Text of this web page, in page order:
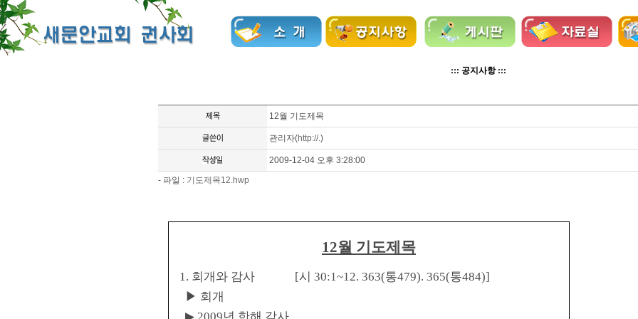
::: 공지사항 :::
12월 기도제목
관리자(http://.)
2009-12-04 오후 3:28:00
- 파일 : 기도제목12.hwp
12월 기도제목
1. 회개와 감사 [시 30:1~12. 363(통479). 365(통484)]
▶ 회개